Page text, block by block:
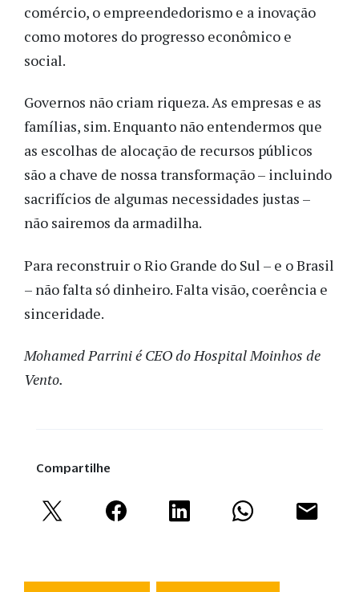
comércio, o empreendedorismo e a inovação
como motores do progresso econômico e
social.
Governos não criam riqueza. As empresas e as
famílias, sim. Enquanto não entendermos que
as escolhas de alocação de recursos públicos
são a chave de nossa transformação – incluindo
sacrifícios de algumas necessidades justas –
não sairemos da armadilha.
Para reconstruir o Rio Grande do Sul – e o Brasil
– não falta só dinheiro. Falta visão, coerência e
sinceridade.
Mohamed Parrini é CEO do Hospital Moinhos de
Vento.
Compartilhe